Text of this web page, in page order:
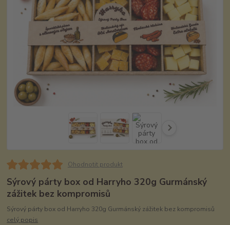
Ohodnotit produkt
Sýrový párty box od Harryho 320g Gurmánský
zážitek bez kompromisů
Sýrový párty box od Harryho 320g Gurmánský zážitek bez kompromisů
celý popis